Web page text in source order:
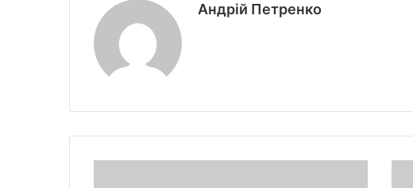
Андрій Петренко